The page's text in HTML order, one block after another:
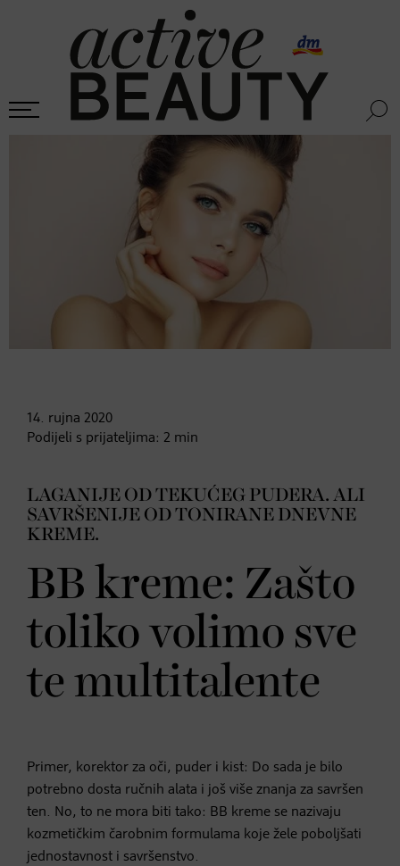
14. rujna 2020
Podijeli s prijateljima: 2 min
LAGANIJE OD TEKUĆEG PUDERA. ALI
SAVRŠENIJE OD TONIRANE DNEVNE
KREME.
BB kreme: Zašto
toliko volimo sve
te multitalente
Primer, korektor za oči, puder i kist: Do sada je bilo
potrebno dosta ručnih alata i još više znanja za savršen
ten. No, to ne mora biti tako: BB kreme se nazivaju
kozmetičkim čarobnim formulama koje žele poboljšati
jednostavnost i savršenstvo.